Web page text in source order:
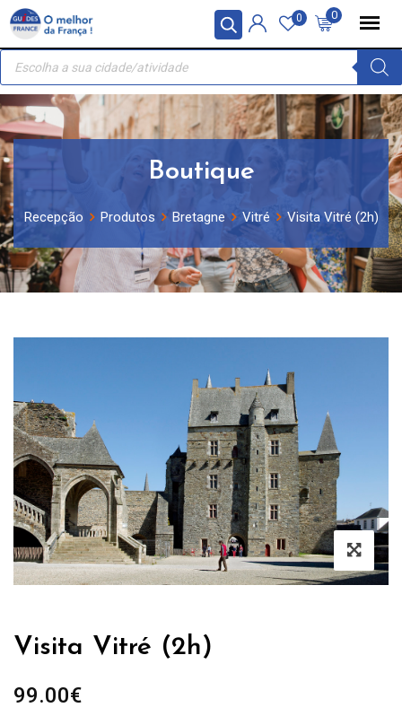
Painel de Gerenciamento de Cookies
Skip
content
0
0
Recherche
produits
Boutique
Recepção Produtos Bretagne Vitré Visita Vitré (2h)
Visita Vitré (2h)
99.00€